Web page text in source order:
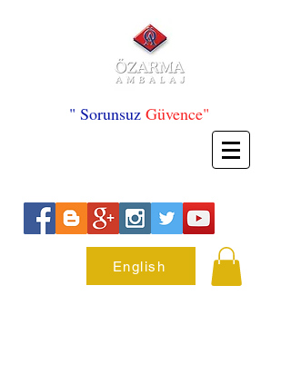
" Sorunsuz Güvence"
English